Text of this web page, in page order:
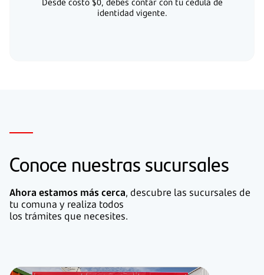
identidad vigente.
Conoce nuestras sucursales
Ahora estamos más cerca, descubre las sucursales de
tu comuna y realiza todos
los trámites que necesites.